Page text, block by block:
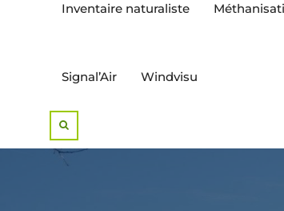
Inventaire naturaliste
Signal’Air Windvisu